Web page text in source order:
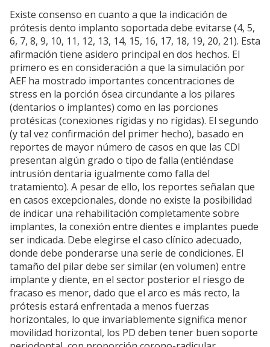
Existe consenso en cuanto a que la indicación de
prótesis dento implanto soportada debe evitarse (4, 5,
6, 7, 8, 9, 10, 11, 12, 13, 14, 15, 16, 17, 18, 19, 20, 21). Esta
afirmación tiene asidero principal en dos hechos. El
primero es en consideración a que la simulación por
AEF ha mostrado importantes concentraciones de
stress en la porción ósea circundante a los pilares
(dentarios o implantes) como en las porciones
protésicas (conexiones rígidas y no rígidas). El segundo
(y tal vez confirmación del primer hecho), basado en
reportes de mayor número de casos en que las CDI
presentan algún grado o tipo de falla (entiéndase
intrusión dentaria igualmente como falla del
tratamiento). A pesar de ello, los reportes señalan que
en casos excepcionales, donde no existe la posibilidad
de indicar una rehabilitación completamente sobre
implantes, la conexión entre dientes e implantes puede
ser indicada. Debe elegirse el caso clínico adecuado,
donde debe ponderarse una serie de condiciones. El
tamaño del pilar debe ser similar (en volumen) entre
implante y diente, en el sector posterior el riesgo de
fracaso es menor, dado que el arco es más recto, la
prótesis estará enfrentada a menos fuerzas
horizontales, lo que invariablemente significa menor
movilidad horizontal, los PD deben tener buen soporte